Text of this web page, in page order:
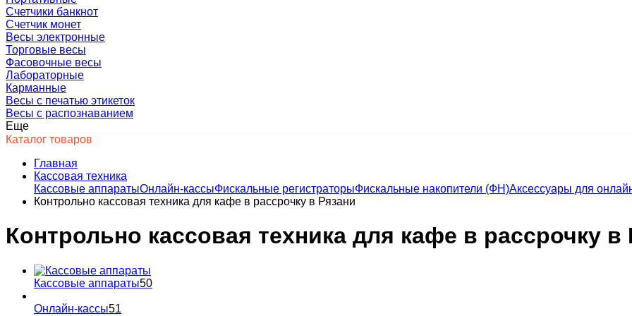
Счетчики банкнот
Счетчик монет
Весы электронные
Торговые весы
Фасовочные весы
Лабораторные
Карманные
Весы с печатью этикеток
Весы с распознаванием
Еще
Каталог товаров
Главная
Кассовая техника
Кассовые аппаратыОнлайн-кассыФискальные регистраторыФискальные накопители (ФН)Аксессуары для
Контрольно кассовая техника для кафе в рассрочку в Рязани
Контрольно кассовая техника для кафе в рассрочку в
Кассовые аппараты50
Онлайн-кассы51